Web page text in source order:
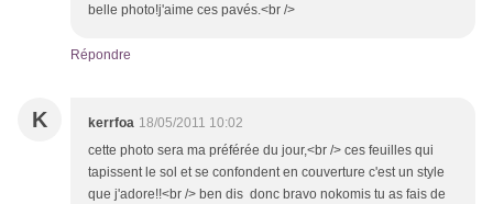
belle photo!j'aime ces pavés.<br />
Répondre
K kerrfoa 18/05/2011 10:02
cette photo sera ma préférée du jour,<br /> ces feuilles qui
tapissent le sol et se confondent en couverture c'est un style
que j'adore!!<br /> ben dis donc bravo nokomis tu as fais de